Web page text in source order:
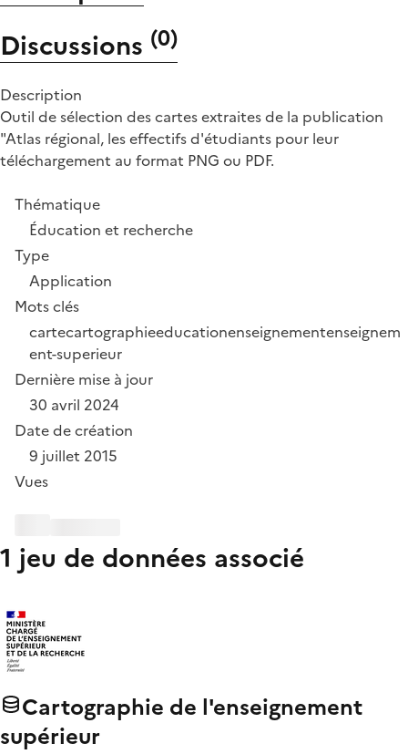
Discussions (0)
Description
Outil de sélection des cartes extraites de la publication
"Atlas régional, les effectifs d'étudiants pour leur
téléchargement au format PNG ou PDF.
Thématique
Éducation et recherche
Type
Application
Mots clés
cartecartographieeducationenseignementenseignem
ent-superieur
Dernière mise à jour
30 avril 2024
Date de création
9 juillet 2015
Vues
1 jeu de données associé
Cartographie de l'enseignement
supérieur